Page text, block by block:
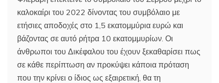
καλοκαίρι του 2022 δίνοντας του συμβόλαιο με
ετήσιες αποδοχές στο 1,5 εκατομμύρια ευρώ και
βάζοντας σε αυτό ρήτρα 10 εκατομμυρίων. Οι
άνθρωποι του Δικέφαλου του έχουν ξεκαθαρίσει πως
σε κάθε περίπτωση αν προκύψει κάποια πρόταση
που την κρίνει ο ίδιος ως εξαιρετική, θα τη